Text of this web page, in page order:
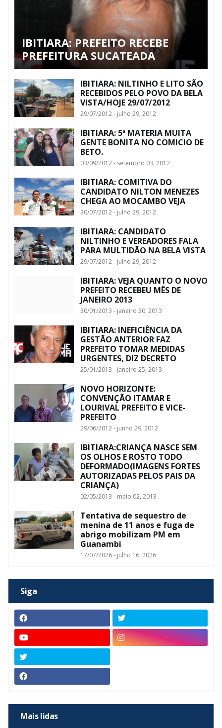
IBITIARA: PREFEITO RECEBE
PREFEITURA SUCATEADA
IBITIARA: NILTINHO E LITO SÃO
RECEBIDOS PELO POVO DA BELA
VISTA/HOJE 29/07/2012
29/07/2012 - julho 29, 2012
IBITIARA: 5ª MATERIA MUITA
GENTE BONITA NO COMICIO DE
BETO.
03/09/2012 - setembro 03, 2012
IBITIARA: COMITIVA DO
CANDIDATO NILTON MENEZES
CHEGA AO MOCAMBO VEJA
30/07/2012 - julho 29, 2012
IBITIARA: CANDIDATO
NILTINHO E VEREADORES FALA
PARA MULTIDÃO NA BELA VISTA
29/07/2012 - julho 29, 2012
IBITIARA: VEJA QUANTO O NOVO
PREFEITO RECEBEU MÊS DE
JANEIRO 2013
30/01/2013 - janeiro 30, 2013
IBITIARA: INEFICIÊNCIA DA
GESTÃO ANTERIOR FAZ
PREFEITO TOMAR MEDIDAS
URGENTES, DIZ DECRETO
25/01/2013 - janeiro 25, 2013
NOVO HORIZONTE:
CONVENÇÃO ITAMAR E
LOURIVAL PREFEITO E VICE-
PREFEITO
29/06/2012 - junho 29, 2012
IBITIARA:CRIANÇA NASCE SEM
OS OLHOS E ROSTO TODO
DEFORMADO(IMAGENS FORTES
AUTORIZADAS PELOS PAIS DA
CRIANÇA)
02/05/2013 - maio 02, 2013
Tentativa de sequestro de
menina de 11 anos e fuga de
abrigo mobilizam PM em
Guanambi
17/07/2026 - julho 16, 2026
Siga
Mais lidas